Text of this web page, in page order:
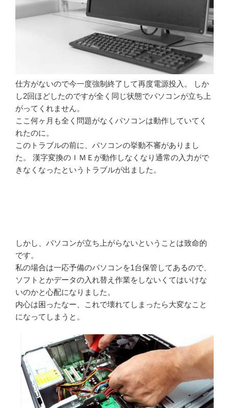
仕方がないので今一度強制終了して再度電源投入。 しか
し2回ほどしたのですが全く同じ状態でパソコンが立ち上
がってくれません。
ここ何ヶ月も全く問題がなくパソコンは動作していてく
れたのに。
このトラブルの前に、パソコンの挙動不審がありまし
た。 漢字変換のＩＭＥが動作しなくなり通常の入力がで
きなくなったというトラブルが出ました。
しかし、パソコンが立ち上がらないということは致命的
です。
私の場合は一応予備のパソコンを1台保管してあるので、
ソフトとかデータの入れ替え作業をしないくてはいけな
いのかと心配になりました。
内心は困ったなー、これで壊れてしまったら大変なこと
になってしまうと。